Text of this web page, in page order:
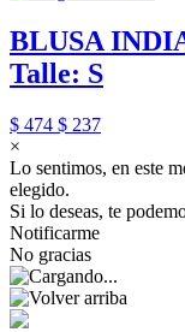
BLUSA
Talle: S
$ 474 $ 237
×
Lo sentimos, en este
elegido.
Si lo deseas, te
Notificarme
No gracias